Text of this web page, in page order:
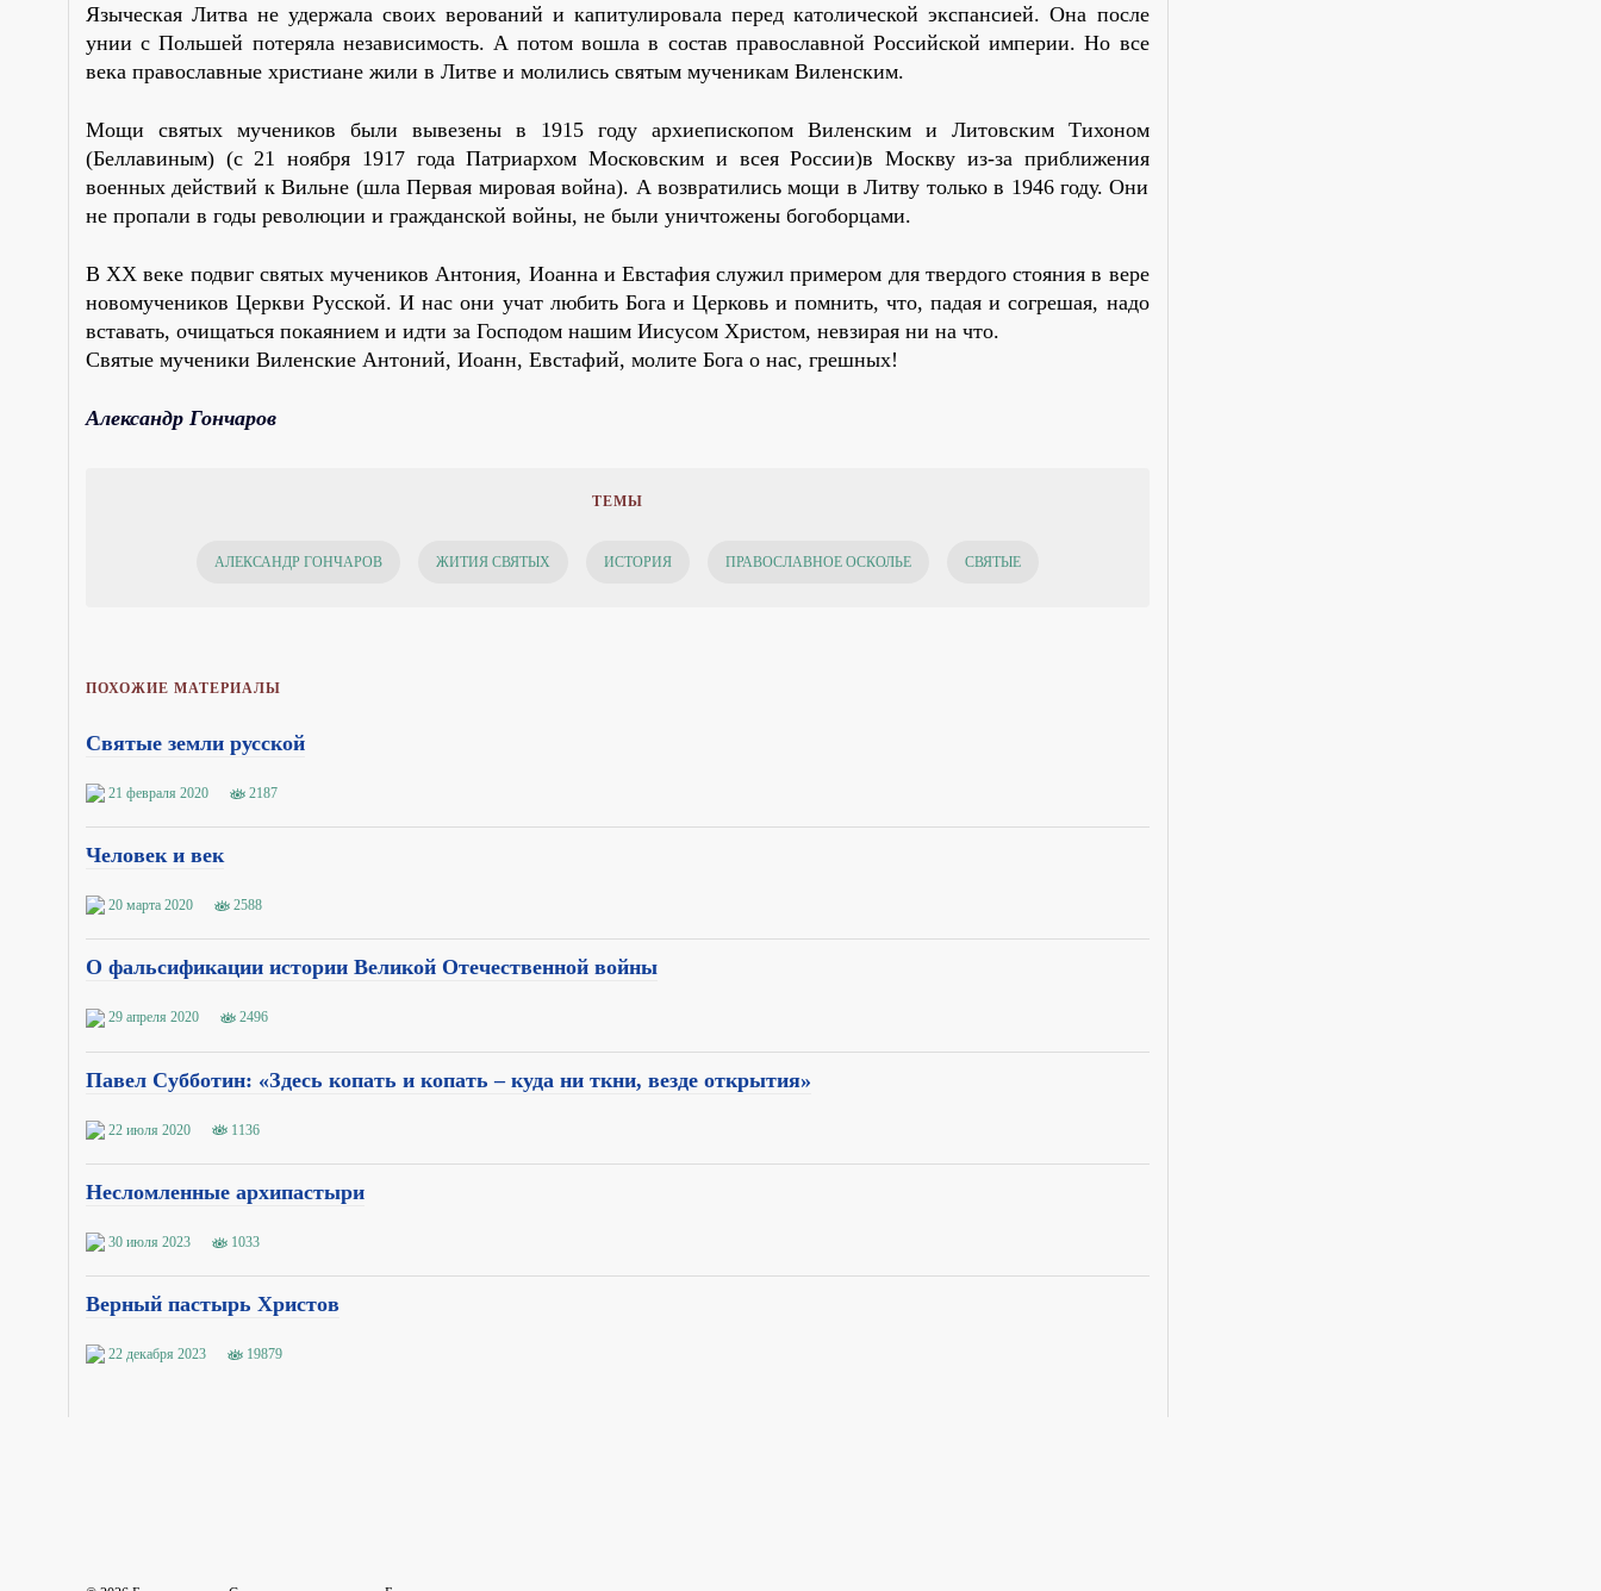
Языческая Литва не удержала своих верований и капитулировала перед католической экспансией. Она после
унии с Польшей потеряла независимость. А потом вошла в состав православной Российской империи. Но все
века православные христиане жили в Литве и молились святым мученикам Виленским.
Мощи святых мучеников были вывезены в 1915 году архиепископом Виленским и Литовским Тихоном
(Беллавиным) (с 21 ноября 1917 года Патриархом Московским и всея России)в Москву из-за приближения
военных действий к Вильне (шла Первая мировая война). А возвратились мощи в Литву только в 1946 году. Они
не пропали в годы революции и гражданской войны, не были уничтожены богоборцами.
В XX веке подвиг святых мучеников Антония, Иоанна и Евстафия служил примером для твердого стояния в вере
новомучеников Церкви Русской. И нас они учат любить Бога и Церковь и помнить, что, падая и согрешая, надо
вставать, очищаться покаянием и идти за Господом нашим Иисусом Христом, невзирая ни на что.
Святые мученики Виленские Антоний, Иоанн, Евстафий, молите Бога о нас, грешных!
Александр Гончаров
ТЕМЫ
АЛЕКСАНДР ГОНЧАРОВ ЖИТИЯ СВЯТЫХ ИСТОРИЯ ПРАВОСЛАВНОЕ ОСКОЛЬЕ СВЯТЫЕ
ПОХОЖИЕ МАТЕРИАЛЫ
Святые земли русской
21 февраля 2020 2187
Человек и век
20 марта 2020 2588
О фальсификации истории Великой Отечественной войны
29 апреля 2020 2496
Павел Субботин: «Здесь копать и копать – куда ни ткни, везде открытия»
22 июля 2020 1136
Несломленные архипастыри
30 июля 2023 1033
Верный пастырь Христов
22 декабря 2023 19879